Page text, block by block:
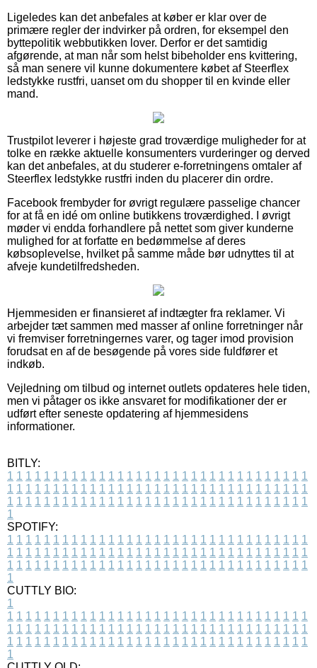
Ligeledes kan det anbefales at køber er klar over de
primære regler der indvirker på ordren, for eksempel den
byttepolitik webbutikken lover. Derfor er det samtidig
afgørende, at man når som helst bibeholder ens kvittering,
så man senere vil kunne dokumentere købet af Steerflex
ledstykke rustfri, uanset om du shopper til en kvinde eller
mand.
Trustpilot leverer i højeste grad troværdige muligheder for at
tolke en række aktuelle konsumenters vurderinger og derved
kan det anbefales, at du studerer e-forretningens omtaler af
Steerflex ledstykke rustfri inden du placerer din ordre.
Facebook frembyder for øvrigt regulære passelige chancer
for at få en idé om online butikkens troværdighed. I øvrigt
møder vi endda forhandlere på nettet som giver kunderne
mulighed for at forfatte en bedømmelse af deres
købsoplevelse, hvilket på samme måde bør udnyttes til at
afveje kundetilfredsheden.
Hjemmesiden er finansieret af indtægter fra reklamer. Vi
arbejder tæt sammen med masser af online forretninger når
vi fremviser forretningernes varer, og tager imod provision
forudsat en af de besøgende på vores side fuldfører et
indkøb.
Vejledning om tilbud og internet outlets opdateres hele tiden,
men vi påtager os ikke ansvaret for modifikationer der er
udført efter seneste opdatering af hjemmesidens
informationer.
BITLY:
1 1 1 1 1 1 1 1 1 1 1 1 1 1 1 1 1 1 1 1 1 1 1 1 1 1 1 1 1 1 1 1 1
1 1 1 1 1 1 1 1 1 1 1 1 1 1 1 1 1 1 1 1 1 1 1 1 1 1 1 1 1 1 1 1 1
1 1 1 1 1 1 1 1 1 1 1 1 1 1 1 1 1 1 1 1 1 1 1 1 1 1 1 1 1 1 1 1 1
1
SPOTIFY:
1 1 1 1 1 1 1 1 1 1 1 1 1 1 1 1 1 1 1 1 1 1 1 1 1 1 1 1 1 1 1 1 1
1 1 1 1 1 1 1 1 1 1 1 1 1 1 1 1 1 1 1 1 1 1 1 1 1 1 1 1 1 1 1 1 1
1 1 1 1 1 1 1 1 1 1 1 1 1 1 1 1 1 1 1 1 1 1 1 1 1 1 1 1 1 1 1 1 1
1
CUTTLY BIO:
1
1 1 1 1 1 1 1 1 1 1 1 1 1 1 1 1 1 1 1 1 1 1 1 1 1 1 1 1 1 1 1 1 1
1 1 1 1 1 1 1 1 1 1 1 1 1 1 1 1 1 1 1 1 1 1 1 1 1 1 1 1 1 1 1 1 1
1 1 1 1 1 1 1 1 1 1 1 1 1 1 1 1 1 1 1 1 1 1 1 1 1 1 1 1 1 1 1 1 1
1